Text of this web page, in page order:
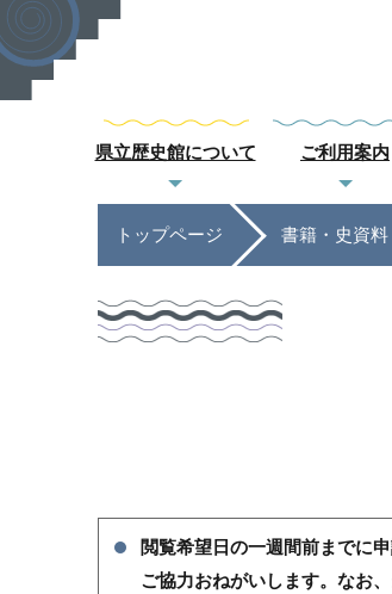
県立歴史館について ご利用案内
トップページ 書籍・史資料
閲覧希望日の一週間前までに
ご協力おねがいします。なお